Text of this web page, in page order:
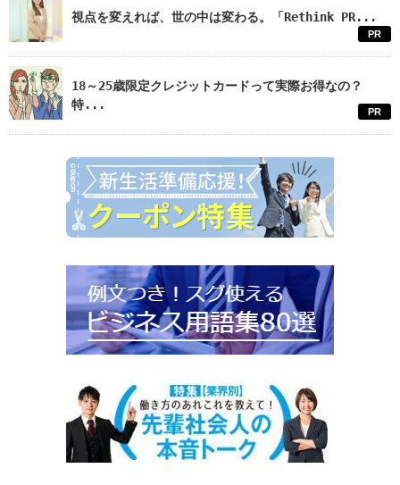
視点を変えれば、世の中は変わる。「Rethink PR...
PR
18～25歳限定クレジットカードって実際お得なの？
特...
PR